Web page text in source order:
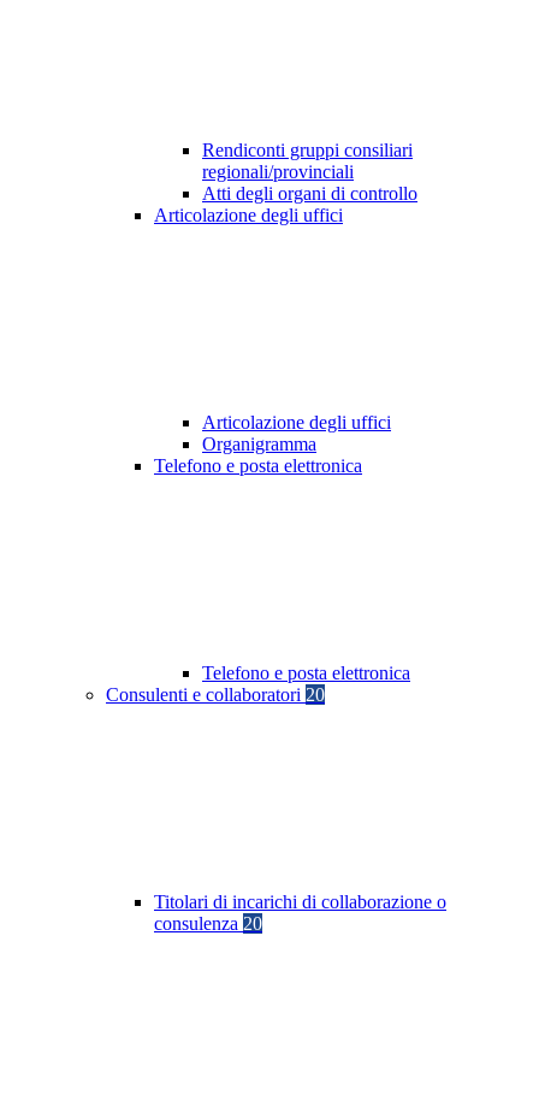
Rendiconti gruppi consiliari
regionali/provinciali
Atti degli organi di controllo
Articolazione degli uffici
Articolazione degli uffici
Organigramma
Telefono e posta elettronica
Telefono e posta elettronica
Consulenti e collaboratori 20
Titolari di incarichi di collaborazione o
consulenza 20